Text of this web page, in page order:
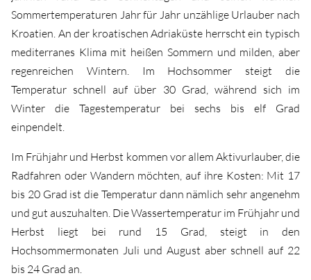
Sommertemperaturen Jahr für Jahr unzählige Urlauber nach
Kroatien. An der kroatischen Adriaküste herrscht ein typisch
mediterranes Klima mit heißen Sommern und milden, aber
regenreichen Wintern. Im Hochsommer steigt die
Temperatur schnell auf über 30 Grad, während sich im
Winter die Tagestemperatur bei sechs bis elf Grad
einpendelt.
Im Frühjahr und Herbst kommen vor allem Aktivurlauber, die
Radfahren oder Wandern möchten, auf ihre Kosten: Mit 17
bis 20 Grad ist die Temperatur dann nämlich sehr angenehm
und gut auszuhalten. Die Wassertemperatur im Frühjahr und
Herbst liegt bei rund 15 Grad, steigt in den
Hochsommermonaten Juli und August aber schnell auf 22
bis 24 Grad an.